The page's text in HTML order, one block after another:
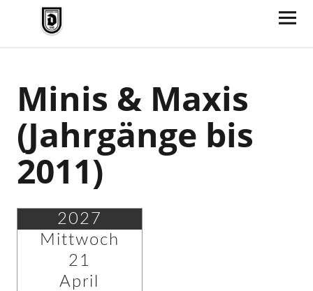
TV Jahn Duderstadt
Minis & Maxis
(Jahrgänge bis
2011)
2027
Mittwoch
21
April